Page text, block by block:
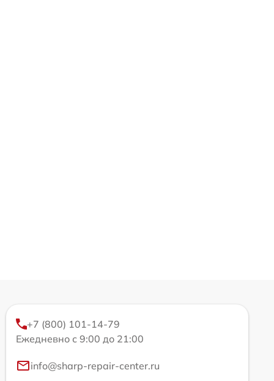
+7 (800) 101-14-79
Ежедневно с 9:00 до 21:00
info@sharp-repair-center.ru